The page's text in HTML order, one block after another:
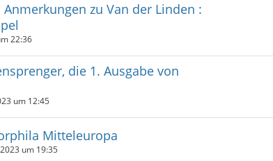
zu Van der Linden :
22:36
die 1. Ausgabe von
um 12:45
Mitteleuropa
um 19:35